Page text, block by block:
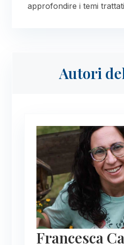
approfondire i temi
Autori
Francesca